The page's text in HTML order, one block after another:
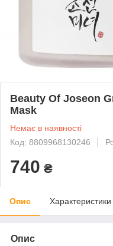
Beauty Of Joseon
Mask
Немає в наявності
Код: 8809968130246
740 ₴
Опис Характеристики
Опис